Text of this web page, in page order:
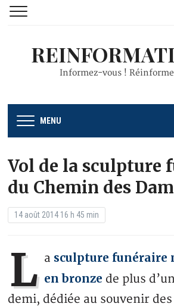
Informez-vous !
MENU
Vol de la sculpture
du Chemin des
14 août 2014 16 h 45 min
L a sculpture funéraire
en bronze de plus
demi, dédiée au souvenir